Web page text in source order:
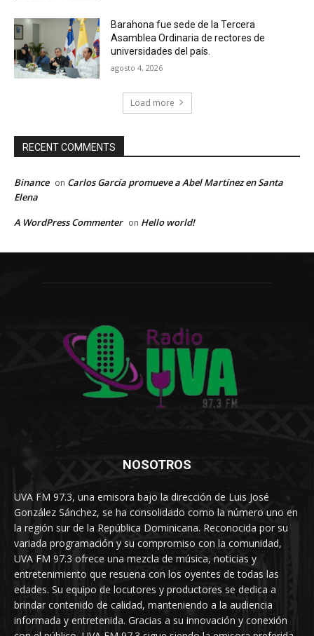
Barahona fue sede de la Tercera
Asamblea Ordinaria de rectores de
universidades del país.
agosto 4, 2026
Load more
RECENT COMMENTS
Binance on Carlos García promueve a Abel Martínez en Santa
Elena
A WordPress Commenter on Hello world!
NOSOTROS
UVA FM 97.3, una emisora bajo la dirección de Luis José
González Sánchez, se ha consolidado como la número uno en
la región sur de la República Dominicana. Reconocida por su
variada programación y su compromiso con la comunidad,
UVA FM 97.3 ofrece una mezcla de música, noticias y
entretenimiento que resuena con los oyentes de todas las
edades. Su equipo de locutores y productores se dedica a
brindar contenido de calidad, manteniendo a la audiencia
informada y entretenida. Gracias a su innovación y conexión